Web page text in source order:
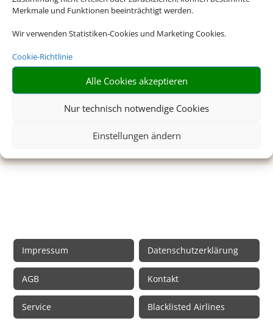
Merkmale und Funktionen beeinträchtigt werden.
Wir verwenden Statistiken-Cookies und Marketing Cookies.
Cookie-Richtlinie
Alle Cookies akzeptieren
Nur technisch notwendige Cookies
Einstellungen ändern
Reisemedizin
Hier erhalten Sie kompetente
Impressum Datenschutzerklärung
AGB Kontakt
Service Blacklisted Airlines